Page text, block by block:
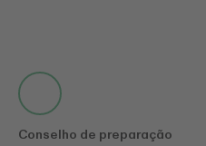
Conselho de preparação